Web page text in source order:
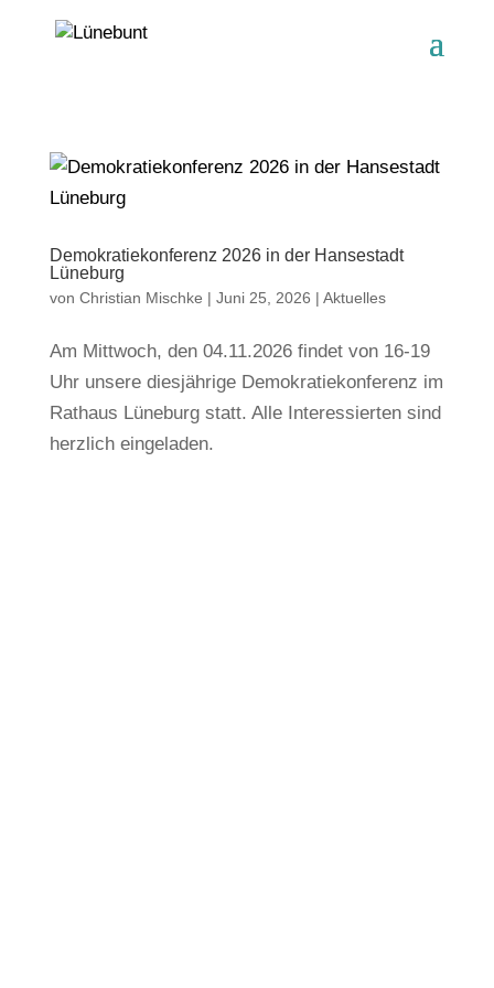
Demokratiekonferenz 2026 in der Hansestadt
Lüneburg
von Christian Mischke | Juni 25, 2026 | Aktuelles
Am Mittwoch, den 04.11.2026 findet von 16-19
Uhr unsere diesjährige Demokratiekonferenz im
Rathaus Lüneburg statt. Alle Interessierten sind
herzlich eingeladen.